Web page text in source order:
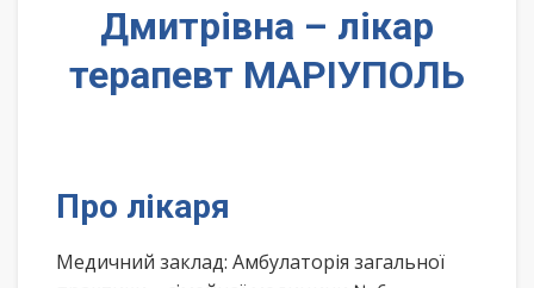
Дмитрівна – лікар
терапевт МАРІУПОЛЬ
Про лікаря
Медичний заклад: Амбулаторія загальної